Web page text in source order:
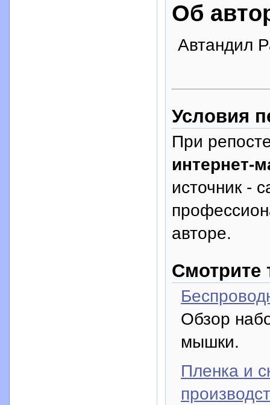
Об
Автандил
Условия
При
интернет-
источник -
авторе.
Смотрите
Обзор
мышки.
Пленка и